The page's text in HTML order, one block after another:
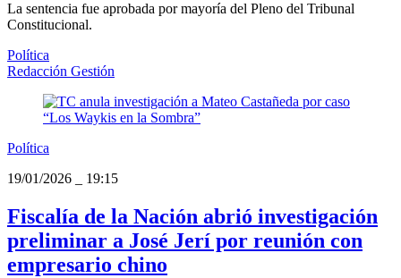
La sentencia fue aprobada por mayoría del Pleno del Tribunal
Constitucional.
Política
Redacción Gestión
Política
19/01/2026
19:15
Fiscalía de la Nación abrió investigación
preliminar a José Jerí por reunión con
empresario chino